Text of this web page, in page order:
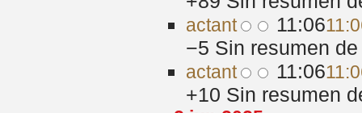
actant 11:06
−5 Sin resumen
actant 11:06
+10 Sin resumen